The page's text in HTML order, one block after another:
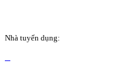
Nhà tuyển dụng: